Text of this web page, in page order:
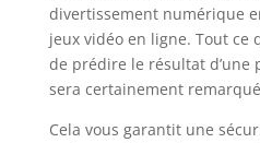
divertissement numérique
jeux vidéo en ligne. Tout ce
de prédire le résultat d’une
sera certainement
Cela vous garantit une